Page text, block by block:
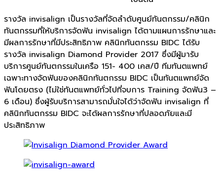
รางวัล invisalign เป็นรางวัลที่จัดลำดับศูนย์ทันตกรรม/คลินิก
ทันตกรรมที่ให้บริการจัดฟัน invisalign ได้ตามแผนการรักษาและ
มีผลการรักษาที่มีประสิทธิภาพ คลินิกทันตกรรม BIDC ได้รับ
รางวัล invisalign Diamond Provider 2017 ซึ่งมีผู้มารับ
บริการศูนย์ทันตกรรมในเครือ 151- 400 เคส/ปี ทีมทันตแพทย์
เฉพาะทางจัดฟันของคลินิกทันตกรรม BIDC เป็นทันตแพทย์จัด
ฟันโดยตรง (ไม่ใช่ทันตแพทย์ทั่วไปที่จบการ Training จัดฟัน3 –
6 เดือน) ซึ่งผู้รับบริการสามารถมั่นใจได้ว่าจัดฟัน invisalign ที่
คลินิกทันตกรรม BIDC จะได้ผลการรักษาที่ปลอดภัยและมี
ประสิทธิภาพ